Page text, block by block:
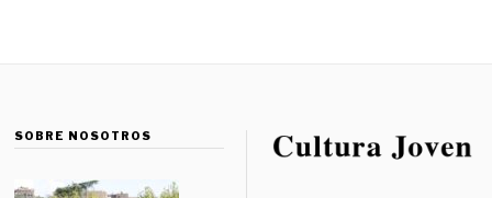
SOBRE NOSOTROS